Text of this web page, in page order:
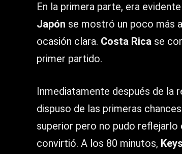
En la primera parte, era
Japón se mostró un poco más
ocasión clara. Costa Rica se
primer partido.
Inmediatamente después de la
dispuso de las primeras
superior pero no pudo reflejarlo
convirtió. A los 80 minutos,